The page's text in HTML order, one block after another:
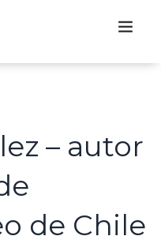
– autor
de Chile